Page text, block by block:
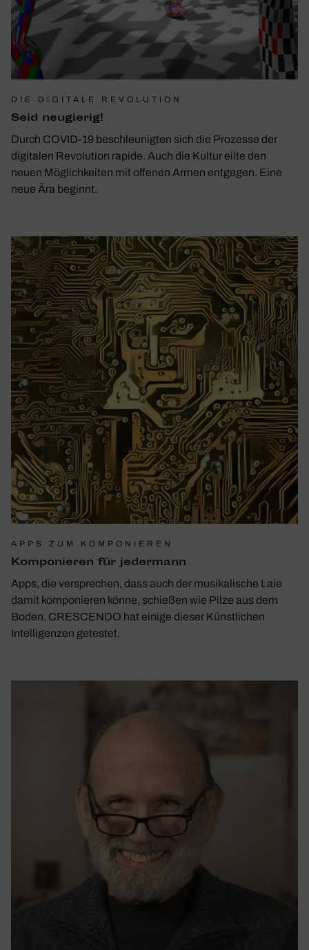
DIE DIGITALE REVOLUTION
Seid neugierig!
Durch COVID-19 beschleunigten sich die Prozesse der
digitalen Revolution rapide. Auch die Kultur eilte den
neuen Möglichkeiten mit offenen Armen entgegen. Eine
neue Ära beginnt.
APPS ZUM KOMPONIEREN
Kompo­nieren für jeder­mann
Apps, die versprechen, dass auch der musikalische Laie
damit komponieren könne, schießen wie Pilze aus dem
Boden. CRESCENDO hat einige dieser Künstlichen
Intelligenzen getestet.